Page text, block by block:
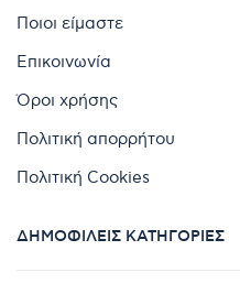
Ποιοι είμαστε
Επικοινωνία
Όροι χρήσης
Πολιτική απορρήτου
Πολιτική Cookies
ΔΗΜΟΦΙΛΕΊΣ ΚΑΤΗΓΟΡΊΕΣ